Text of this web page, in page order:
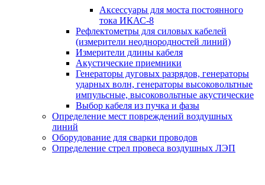
Аксессуары для моста постоянного
тока ИКАС-8
Рефлектометры для силовых кабелей
(измерители неоднородностей линий)
Измерители длины кабеля
Акустические приемники
Генераторы дуговых разрядов, генераторы
ударных волн, генераторы высоковольтные
импульсные, высоковольтные акустические
Выбор кабеля из пучка и фазы
Определение мест повреждений воздушных
линий
Оборудование для сварки проводов
Определение стрел провеса воздушных ЛЭП